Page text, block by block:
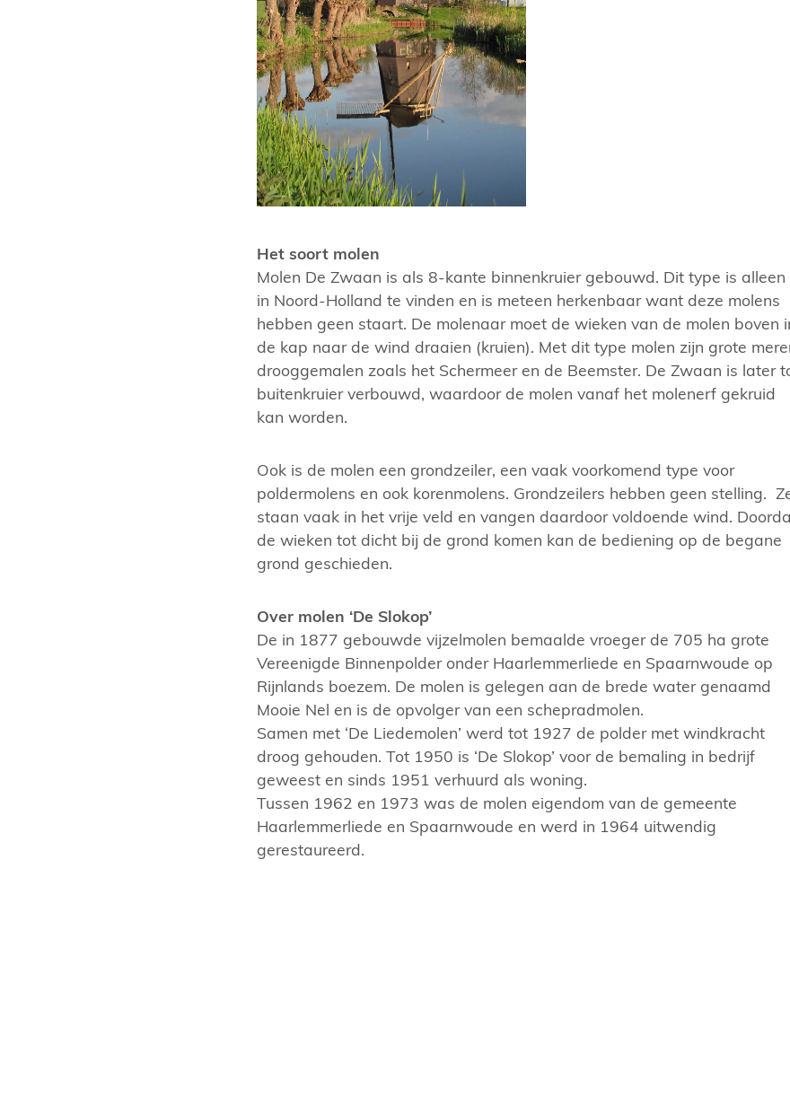
Het soort molen
Molen De Zwaan is als 8-kante binnenkruier gebouwd. Dit type is alleen
in Noord-Holland te vinden en is meteen herkenbaar want deze molens
hebben geen staart. De molenaar moet de wieken van de molen boven
de kap naar de wind draaien (kruien). Met dit type molen zijn grote
drooggemalen zoals het Schermeer en de Beemster. De Zwaan is later
buitenkruier verbouwd, waardoor de molen vanaf het molenerf gekruid
kan worden.
Ook is de molen een grondzeiler, een vaak voorkomend type voor
poldermolens en ook korenmolens. Grondzeilers hebben geen stelling.
staan vaak in het vrije veld en vangen daardoor voldoende wind.
de wieken tot dicht bij de grond komen kan de bediening op de begane
grond geschieden.
Over molen ‘De Slokop’
De in 1877 gebouwde vijzelmolen bemaalde vroeger de 705 ha grote
Vereenigde Binnenpolder onder Haarlemmerliede en Spaarnwoude op
Rijnlands boezem. De molen is gelegen aan de brede water genaamd
Mooie Nel en is de opvolger van een schepradmolen.
Samen met ‘De Liedemolen’ werd tot 1927 de polder met windkracht
droog gehouden. Tot 1950 is ‘De Slokop’ voor de bemaling in bedrijf
geweest en sinds 1951 verhuurd als woning.
Tussen 1962 en 1973 was de molen eigendom van de gemeente
Haarlemmerliede en Spaarnwoude en werd in 1964 uitwendig
gerestaureerd.